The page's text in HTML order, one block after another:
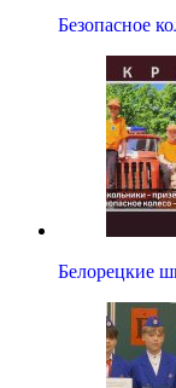
Безопасное
Белорецкие